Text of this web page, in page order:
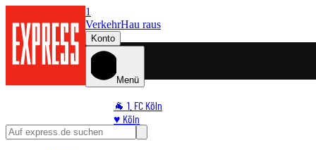
1
VerkehrHau raus
Konto
Menü
🐐 1. FC Köln
♥️ Köln